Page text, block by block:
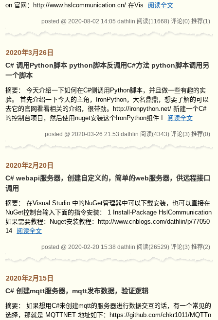
on 官网：http://www.hslcommunication.cn/ 在Vis
阅读全文
posted @ 2020-08-02 14:05 dathlin 阅读(11668) 评论(0) 推荐(1)
2020年3月26日
C# 调用Python脚本 python脚本反调用C#方法 python脚本调用另
一个脚本
摘要： 今天介绍一下如何在C#侧调用Python脚本，并且做一些有趣的实
验。 首先介绍一下今天的主角，IronPython，大名鼎鼎，想要了解的可以
去它的官网看看相关的介绍，很带劲。http://ironpython.net/ 新建一个C#
的控制台项目，然后使用nuget安装这个IronPython组件 I
阅读全文
posted @ 2020-03-26 21:53 dathlin 阅读(4343) 评论(3) 推荐(0)
2020年2月20日
C# webapi服务器，创建自定义的，简单的web服务器，供远程接口
调用
摘要： 在Visual Studio 中的NuGet管理器中可以下载安装，也可以直接在
NuGet控制台输入下面的指令安装： 1 Install-Package HslCommunication
如果需要教程：Nuget安装教程：http://www.cnblogs.com/dathlin/p/77050
14
阅读全文
posted @ 2020-02-20 15:38 dathlin 阅读(26529) 评论(3) 推荐(2)
2020年2月15日
C# 创建mqtt服务器，mqtt发布数据，验证逻辑
摘要： 如果想用C#来创建mqtt的服务器进行数据交互的话，有一个常见的
选择，那就是 MQTTNET 地址如下：https://github.com/chkr1011/MQTTn